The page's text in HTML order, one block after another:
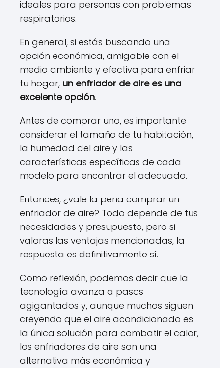
ideales para personas con problemas
respiratorios.
En general, si estás buscando una
opción económica, amigable con el
medio ambiente y efectiva para enfriar
tu hogar, un enfriador de aire es una
excelente opción.
Antes de comprar uno, es importante
considerar el tamaño de tu habitación,
la humedad del aire y las
características específicas de cada
modelo para encontrar el adecuado.
Entonces, ¿vale la pena comprar un
enfriador de aire? Todo depende de tus
necesidades y presupuesto, pero si
valoras las ventajas mencionadas, la
respuesta es definitivamente sí.
Como reflexión, podemos decir que la
tecnología avanza a pasos
agigantados y, aunque muchos siguen
creyendo que el aire acondicionado es
la única solución para combatir el calor,
los enfriadores de aire son una
alternativa más económica y